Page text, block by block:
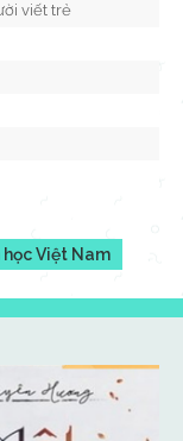
viết trẻ
học Việt Nam